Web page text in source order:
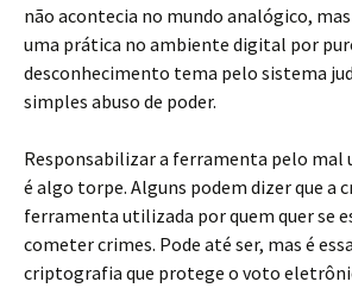
não acontecia no mundo analógico,
uma prática no ambiente digital por
desconhecimento tema pelo sistema
simples abuso de poder.
Responsabilizar a ferramenta pelo mal
é algo torpe. Alguns podem dizer que a
ferramenta utilizada por quem quer se
cometer crimes. Pode até ser, mas é
criptografia que protege o voto